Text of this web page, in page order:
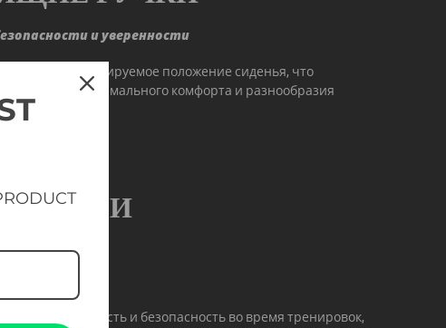
и уверенности
имеют регулируемое положение сиденья, что
для максимального комфорта и разнообразия
И
устойчивость и безопасность во время тренировок,